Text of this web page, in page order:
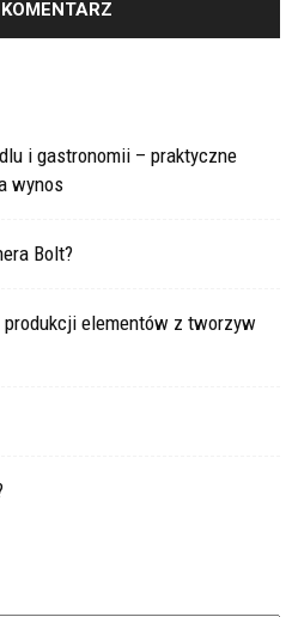
i gastronomii – praktyczne
wynos
Bolt?
elementów z tworzyw